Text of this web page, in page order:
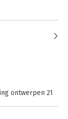
ontwerpen 21